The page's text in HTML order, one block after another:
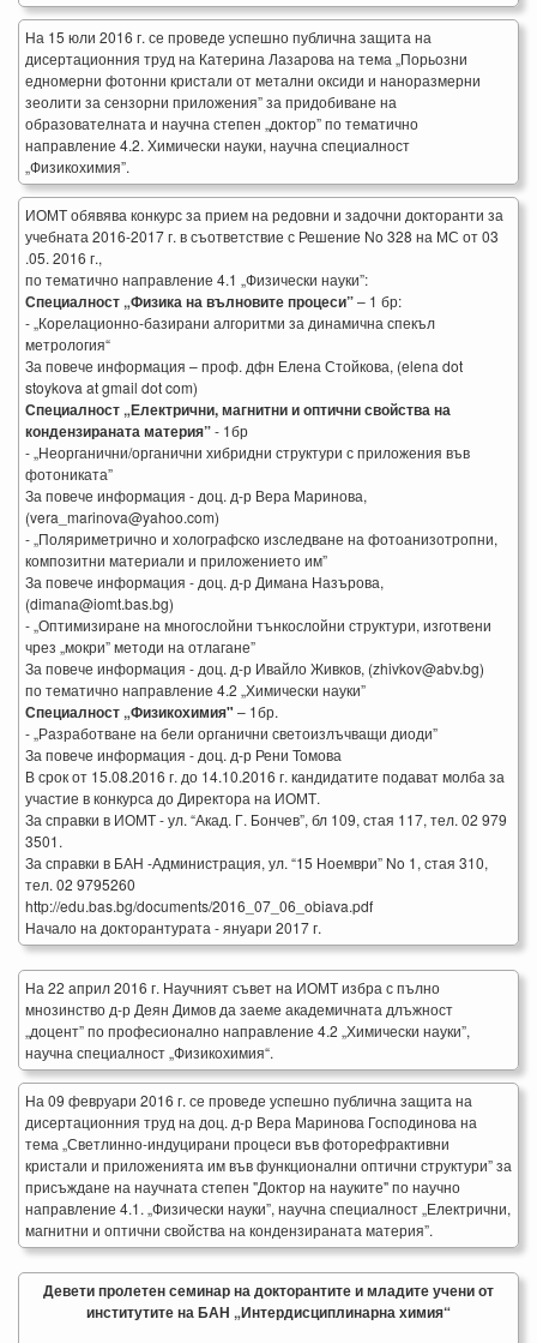
На 15 юли 2016 г. се проведе успешно публична защита на
дисертационния труд на Катерина Лазарова на тема „Порьозни
едномерни фотонни кристали от метални оксиди и наноразмерни
зеолити за сензорни приложения” за придобиване на
образователната и научна степен „доктор” по тематично
направление 4.2. Химически науки, научна специалност
„Физикохимия”.
ИОМТ обявява конкурс за прием на редовни и задочни докторанти за
учебната 2016-2017 г. в съответствие с Решение No 328 на МС от 03
.05. 2016 г.,
по тематично направление 4.1 „Физически науки”:
Специалност „Физика на вълновите процеси”– 1 бр:
- „Корелационно-базирани алгоритми за динамична спекъл
метрология“
За повече информация – проф. дфн Елена Стойкова, (elena dot
stoykova at gmail dot com)
Специалност „Електрични, магнитни и оптични свойства на
кондензираната материя”- 1бр
- „Неорганични/органични хибридни структури с приложения във
фотониката”
За повече информация - доц. д-р Вера Маринова,
(vera_marinova@yahoo.com)
- „Поляриметрично и холографско изследване на фотоанизотропни,
композитни материали и приложението им”
За повече информация - доц. д-р Димана Назърова,
(dimana@iomt.bas.bg)
- „Оптимизиране на многослойни тънкослойни структури, изготвени
чрез „мокри” методи на отлагане”
За повече информация - доц. д-р Ивайло Живков, (zhivkov@abv.bg)
по тематично направление 4.2 „Химически науки”
Специалност „Физикохимия" – 1бр.
- „Разработване на бели органични светоизлъчващи диоди”
За повече информация - доц. д-р Рени Томова
В срок от 15.08.2016 г. до 14.10.2016 г. кандидатите подават молба за
участие в конкурса до Директора на ИОМТ.
За справки в ИОМТ - ул. “Акад. Г. Бончев”, бл 109, стая 117, тел. 02 979
3501.
За справки в БАН -Администрация, ул. “15 Ноември” No 1, стая 310,
тел. 02 9795260
http://edu.bas.bg/documents/2016_07_06_obiava.pdf
Начало на докторантурата - януари 2017 г.
На 22 април 2016 г. Научният съвет на ИОМТ избра с пълно
мнозинство д-р Деян Димов да заеме академичната длъжност
„доцент” по професионално направление 4.2 „Химически науки”,
научна специалност „Физикохимия“.
На 09 февруари 2016 г. се проведе успешно публична защита на
дисертационния труд на доц. д-р Вера Маринова Господинова на
тема „Светлинно-индуцирани процеси във фоторефрактивни
кристали и приложенията им във функционални оптични структури” за
присъждане на научната степен "Доктор на науките" по научно
направление 4.1. „Физически науки”, научна специалност „Електрични,
магнитни и оптични свойства на кондензираната материя”.
Девети пролетен семинар на докторантите и младите учени от
институтите на БАН „Интердисциплинарна химия“